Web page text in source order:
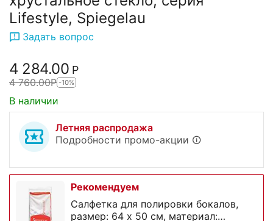
Lifestyle, Spiegelau
Задать вопрос
4 284.00 Р
4 760.00Р -10%
В наличии
Летняя распродажа
Подробности промо-акции
Рекомендуем
Салфетка для полировки бокалов,
размер: 64 х 50 см, материал: